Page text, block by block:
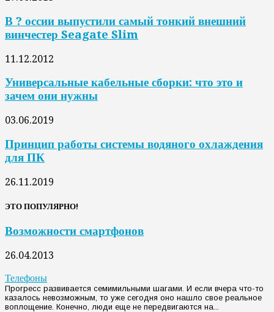
В ? оссии выпустили самый тонкий внешний
винчестер Seagate Slim
11.12.2012
Универсальные кабельные сборки: что это и
зачем они нужны
03.06.2019
Принцип работы системы водяного охлаждения
для ПК
26.11.2019
ЭТО ПОПУЛЯРНО!
Возможности смартфонов
26.04.2013
Телефоны
Прогресс развивается семимильными шагами. И если вчера что-то
казалось невозможным, то уже сегодня оно нашло свое реальное
воплощение. Конечно, люди еще не передвигаются на...